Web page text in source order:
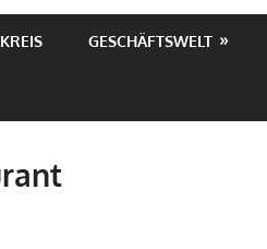
GESCHÄFTSWELT